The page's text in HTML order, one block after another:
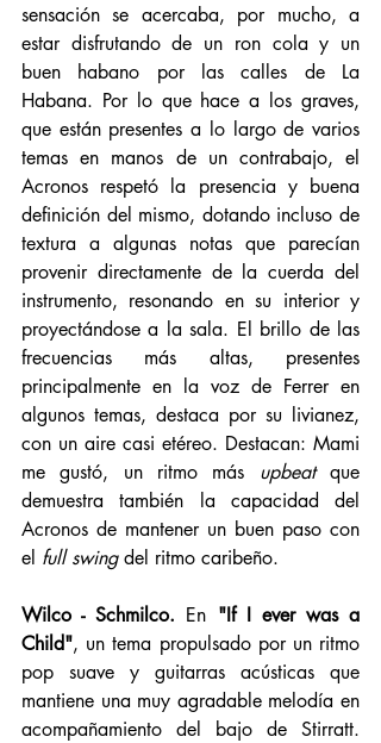
sensación se acercaba, por mucho, a
estar disfrutando de un ron cola y un
buen habano por las calles de La
Habana. Por lo que hace a los graves,
que están presentes a lo largo de varios
temas en manos de un contrabajo, el
Acronos respetó la presencia y buena
definición del mismo, dotando incluso de
textura a algunas notas que parecían
provenir directamente de la cuerda del
instrumento, resonando en su interior y
proyectándose a la sala. El brillo de las
frecuencias más altas, presentes
principalmente en la voz de Ferrer en
algunos temas, destaca por su livianez,
con un aire casi etéreo. Destacan: Mami
me gustó, un ritmo más upbeat que
demuestra también la capacidad del
Acronos de mantener un buen paso con
el full swing del ritmo caribeño.
Wilco - Schmilco. En "If I ever was a
Child", un tema propulsado por un ritmo
pop suave y guitarras acústicas que
mantiene una muy agradable melodía en
acompañamiento del bajo de Stirratt.